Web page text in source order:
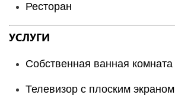
Ресторан
УСЛУГИ
Собственная ванная комната
Телевизор с плоским экраном